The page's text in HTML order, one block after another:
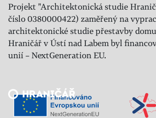
Projekt "Architektonická studie
číslo 0380000422) zaměřený na
architektonické studie přestavby
Hraničář v Ústí nad Labem byl
unií – NextGeneration EU.
Veřejný sál Hraničář, spolek